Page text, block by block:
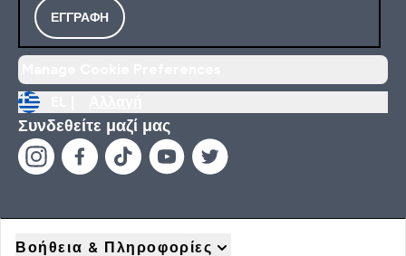
ΕΓΓΡΑΦΉ
Συνδεθείτε μαζί μας
Βοήθεια & Πληροφορίες